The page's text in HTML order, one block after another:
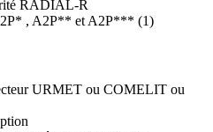
RADIAL-R
, A2P** et A2P*** (1)
URMET ou COMELIT ou